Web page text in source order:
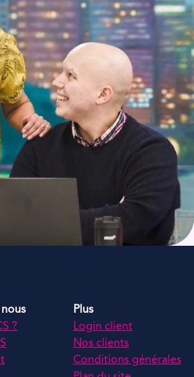
?
Plus
Login client
Nos clients
Conditions générales